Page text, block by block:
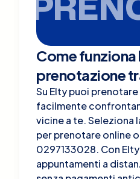
Come funziona
prenotazione
Su Elty puoi
facilmente
vicine a te. Seleziona
per prenotare online
0297133028. Con
appuntamenti a